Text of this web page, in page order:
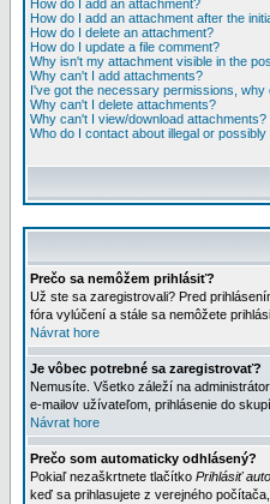
How do I add an attachment?
How do I add an attachment after the
How do I delete an attachment?
How do I update a file comment?
Why isn't my attachment visible in the
Why can't I add attachments?
I've got the necessary permissions, why
Why can't I delete attachments?
Why can't I view/download attachments?
Who do I contact about illegal or
Prečo sa nemôžem prihlásiť?
Už ste sa zaregistrovali? Pred
fóra vylúčení a stále sa nemôžete
Návrat hore
Je vôbec potrebné sa zaregistrovať?
Nemusíte. Všetko záleží na
e-mailov užívateľom, prihlásenie do
Návrat hore
Prečo som automaticky odhlásený?
Pokiaľ nezaškrtnete tlačítko Prihlásiť
keď sa prihlasujete z verejného